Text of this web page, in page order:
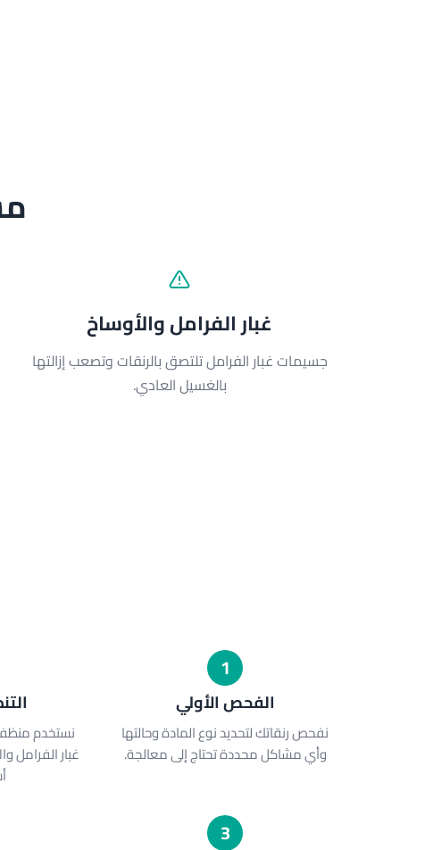
غبار الفرامل والأوساخ
جسيمات غبار الفرامل تلتصق بالرنقات وتصعب إزالتها
بالغسيل العادي.
1
الفحص الأولي
نفحص رنقاتك لتحديد نوع المادة وحالتها
وأي مشاكل محددة تحتاج إلى معالجة.
نستخدم
غبار الفرامل
3